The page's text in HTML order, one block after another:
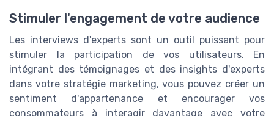
Stimuler l'engagement de votre audience
Les interviews d'experts sont un outil puissant pour
stimuler la participation de vos utilisateurs. En
intégrant des témoignages et des insights d'experts
dans votre stratégie marketing, vous pouvez créer un
sentiment d'appartenance et encourager vos
consommateurs à interagir davantage avec votre